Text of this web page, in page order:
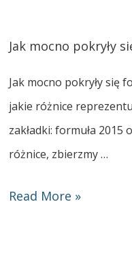
Jak mocno pokryły
Jak mocno pokryły się
jakie różnice
zakładki: formuła
różnice, zbierzmy …
Read More »